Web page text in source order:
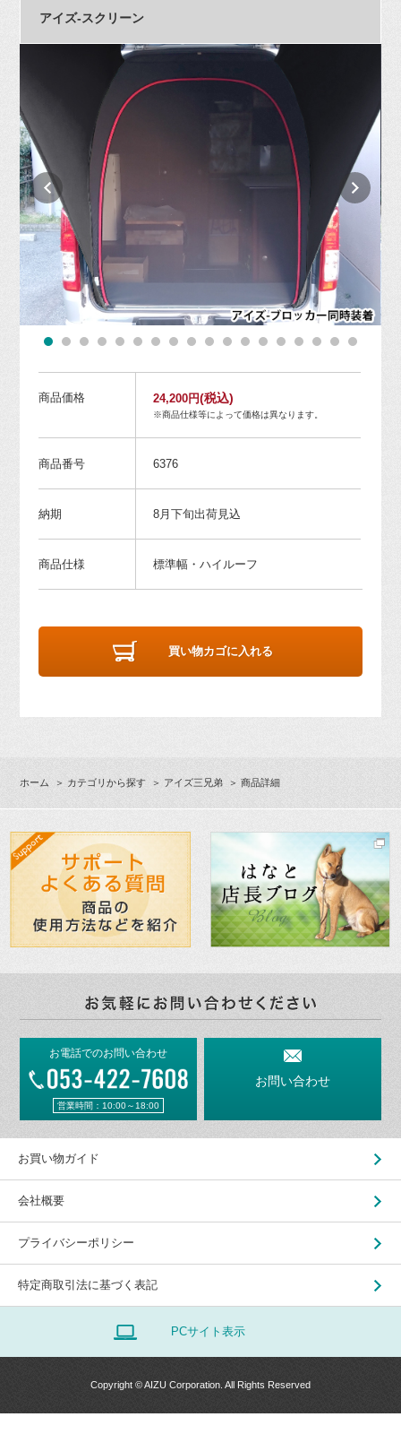
アイズ-スクリーン
商品価格 24,200円(税込)
※商品仕様等によって価格は異なります。
商品番号 6376
納期 8月下旬出荷見込
商品仕様 標準幅・ハイルーフ
買い物カゴに入れる
ホーム ＞ カテゴリから探す ＞ アイズ三兄弟 ＞ 商品詳細
お電話でのお問い合わせ
営業時間：10:00～18:00
お問い合わせ
お買い物ガイド
会社概要
プライバシーポリシー
特定商取引法に基づく表記
PCサイト表示
Copyright © AIZU Corporation. All Rights Reserved